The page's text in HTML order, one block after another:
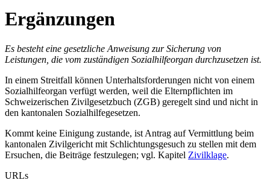
Ergänzungen
Es besteht eine gesetzliche Anweisung zur Sicherung von
Leistungen, die vom zuständigen Sozialhilfeorgan durchzusetzen ist.
In einem Streitfall können Unterhaltsforderungen nicht von einem
Sozialhilfeorgan verfügt werden, weil die Elternpflichten im
Schweizerischen Zivilgesetzbuch (ZGB) geregelt sind und nicht in
den kantonalen Sozialhilfegesetzen.
Kommt keine Einigung zustande, ist Antrag auf Vermittlung beim
kantonalen Zivilgericht mit Schlichtungsgesuch zu stellen mit dem
Ersuchen, die Beiträge festzulegen; vgl. Kapitel Zivilklage.
URLs